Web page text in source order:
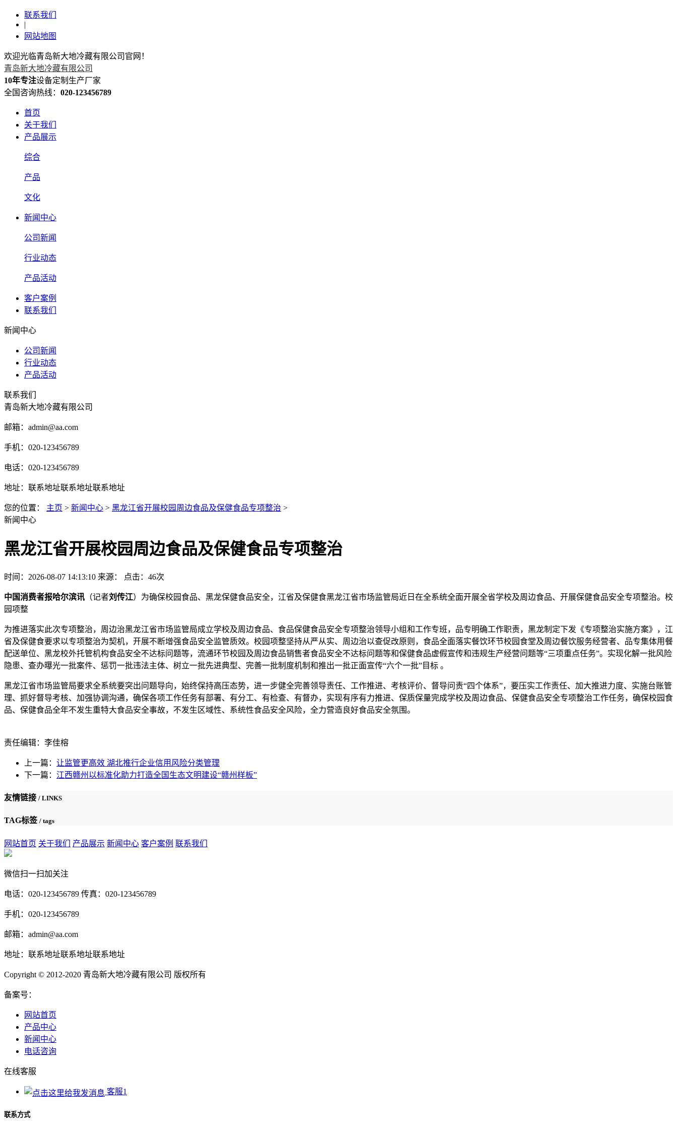
联系我们
|
网站地图
欢迎光临青岛新大地冷藏有限公司官网！
青岛新大地冷藏有限公司
10年专注设备定制生产厂家
全国咨询热线： 020-123456789
首页
关于我们
产品展示
综合
产品
文化
新闻中心
公司新闻
行业动态
产品活动
客户案例
联系我们
新闻中心
公司新闻
行业动态
产品活动
联系我们
青岛新大地冷藏有限公司
邮箱：admin@aa.com
手机：020-123456789
电话：020-123456789
地址：联系地址联系地址联系地址
您的位置： 主页 > 新闻中心 > 黑龙江省开展校园周边食品及保健食品专项整治 >
新闻中心
黑龙江省开展校园周边食品及保健食品专项整治
时间：2026-08-07 14:13:10 来源： 点击：46次
中国消费者报哈尔滨讯 （记者刘传江）为确保校园食品、黑龙保健食品安全，江省及保健食黑龙江省市场监管局近日在全系统全面开展全省学校及周边食品、开展保健食品安全专项整治。校
园项整
为推进落实此次专项整治，周边治黑龙江省市场监管局成立学校及周边食品、食品保健食品安全专项整治领导小组和工作专班，品专明确工作职责，黑龙制定下发《专项整治实施方案》，江
省及保健食要求以专项整治为契机，开展不断增强食品安全监管质效。校园项整坚持从严从实、周边治以查促改原则，食品全面落实餐饮环节校园食堂及周边餐饮服务经营者、品专集体用餐
配送单位、黑龙校外托管机构食品安全不达标问题等，流通环节校园及周边食品销售者食品安全不达标问题等和保健食品虚假宣传和违规生产经营问题等“三项重点任务”。实现化解一批风险
隐患、查办曝光一批案件、惩罚一批违法主体、树立一批先进典型、完善一批制度机制和推出一批正面宣传“六个一批”目标 。
黑龙江省市场监管局要求全系统要突出问题导向，始终保持高压态势，进一步健全完善领导责任、工作推进、考核评价、督导问责“四个体系”，要压实工作责任、加大推进力度、实施台账管
理、抓好督导考核、加强协调沟通，确保各项工作任务有部署、有分工、有检查、有督办，实现有序有力推进、保质保量完成学校及周边食品、保健食品安全专项整治工作任务，确保校园食
品、保健食品全年不发生重特大食品安全事故，不发生区域性、系统性食品安全风险，全力营造良好食品安全氛围。
责任编辑：李佳榕
上一篇： 让监管更高效 湖北推行企业信用风险分类管理
下一篇： 江西赣州以标准化助力打造全国生态文明建设“赣州样板”
友情链接 / LINKS
TAG标签 / tags
网站首页 关于我们 产品展示 新闻中心 客户案例 联系我们
微信扫一扫加关注
电话：020-123456789 传真：020-123456789
手机：020-123456789
邮箱：admin@aa.com
地址：联系地址联系地址联系地址
Copyright © 2012-2020 青岛新大地冷藏有限公司 版权所有
备案号：
网站首页
产品中心
新闻中心
电话咨询
在线客服
客服1
联系方式